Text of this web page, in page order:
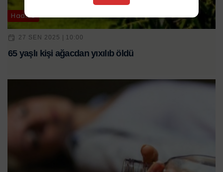
Hadisə
27 SEN 2025 | 10:00
65 yaşlı kişi ağacdan yıxılıb öldü